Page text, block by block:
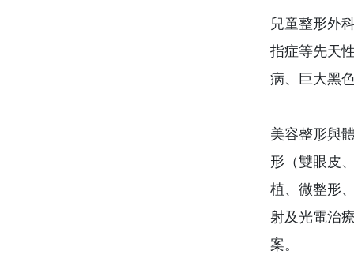
兒童整形外
指症等先天
病、巨大黑
美容整形與
形（雙眼皮
植、微整形
射及光電治
案。